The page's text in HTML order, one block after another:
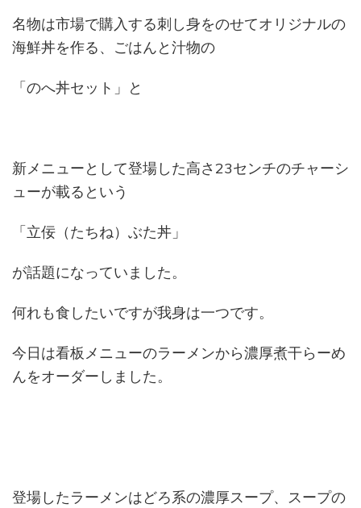
名物は市場で購入する刺し身をのせてオリジナルの
海鮮丼を作る、ごはんと汁物の
「のへ丼セット」と
新メニューとして登場した高さ23センチのチャーシ
ューが載るという
「立佞（たちね）ぶた丼」
が話題になっていました。
何れも食したいですが我身は一つです。
今日は看板メニューのラーメンから濃厚煮干らーめ
んをオーダーしました。
登場したラーメンはどろ系の濃厚スープ、スープの